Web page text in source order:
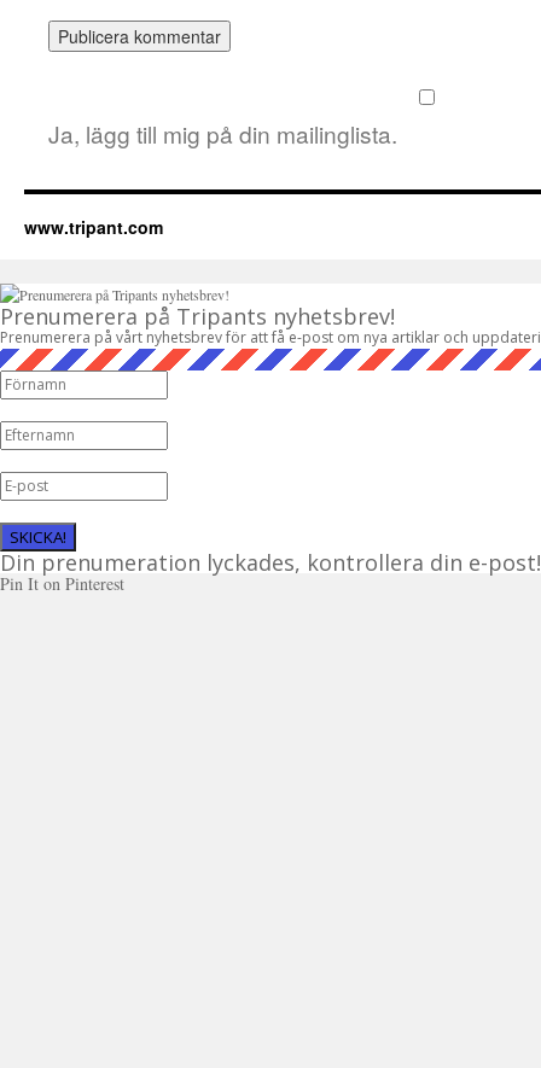
Ja, lägg till mig på din mailinglista.
www.tripant.com
Prenumerera på Tripants nyhetsbrev!
Prenumerera på vårt nyhetsbrev för att få e-post om nya artiklar och
SKICKA!
Din prenumeration lyckades, kontrollera din e-post!
Pin It on Pinterest